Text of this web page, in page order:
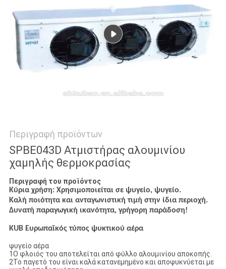
ΑΠΟΡΡΉΤΟΥ
Περιγραφή προϊόντων
SPBE043D Ατμιστήρας αλουμινίου
χαμηλής θερμοκρασίας
Περιγραφή του προϊόντος
Κύρια χρήση: Χρησιμοποιείται σε ψυγείο, ψυγείο.
Καλή ποιότητα και ανταγωνιστική τιμή στην ίδια περιοχή.
Δυνατή παραγωγική ικανότητα, γρήγορη παράδοση!
KUB Ευρωπαϊκός τύπος ψυκτικού αέρα
ψυγείο αέρα
1Ο φλοιός του αποτελείται από φύλλο αλουμινίου αποκοπής.
2Το παγετό του είναι καλά κατανεμημένο και αποψυκνύεται με